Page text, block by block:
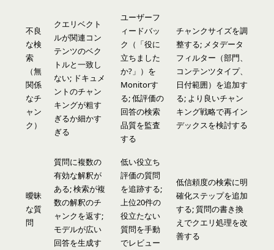
不良
な検
索
（無
関係
なチ
ャン
ク）
クエリベクト
ルが関連コン
テンツのベク
トルと一致し
ない; ドキュメ
ントのチャン
キングが粗す
ぎるか細かす
ぎる
ユーザーフ
ィードバッ
ク（「役に
立ちました
か?」）を
Monitorす
る; 低評価の
回答の検索
品質を監査
する
チャンクサイズを調
整する; メタデータ
フィルター（部門、
コンテンツタイプ、
日付範囲）を追加す
る; より良いチャン
キング戦略で再イン
デックスを検討する
曖昧
な質
問
質問に複数の
有効な解釈が
ある; 検索が複
数の解釈のチ
ャンクを返す;
モデルが広い
回答を生成す
低い役立ち
評価の質問
を追跡する;
上位20件の
役立たない
質問を手動
でレビュー
低信頼度の検索に明
確化ステップを追加
する; 質問の書き換
えでクエリ処理を改
善する